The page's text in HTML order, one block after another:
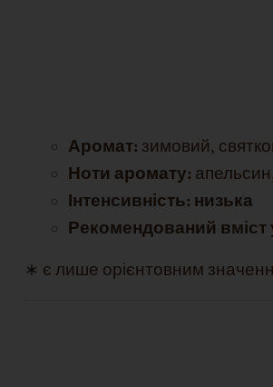
Аромат: зимовий,
Ноти аромату:
Інтенсивність: низька
Рекомендований вміст
∗ є лише орієнтовним